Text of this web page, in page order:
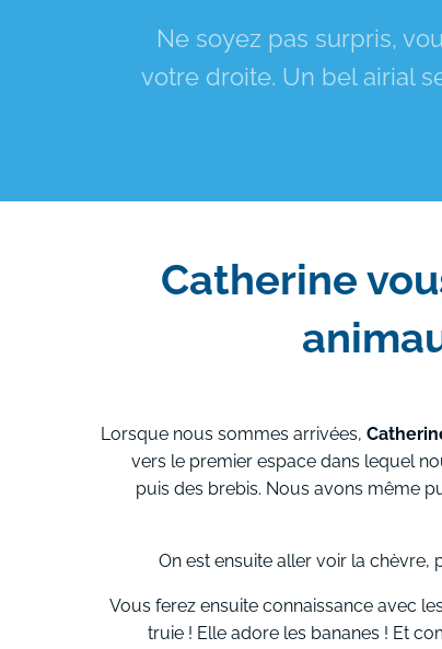
Ne soyez pas surpris,
votre droite. Un bel airial
Catherine
Lorsque nous sommes arrivées,
vers le premier espace dans lequel
puis des brebis. Nous avons même
On est ensuite aller voir la chèvre,
Vous ferez ensuite connaissance avec
truie ! Elle adore les bananes ! Et